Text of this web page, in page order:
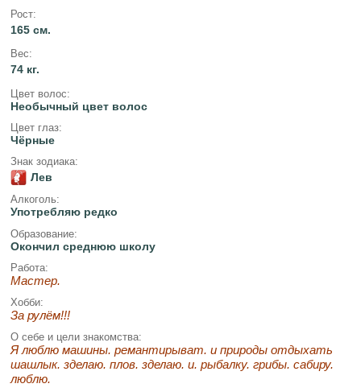
Рост:
165 см.
Вес:
74 кг.
Цвет волос:
Необычный цвет волос
Цвет глаз:
Чёрные
Знак зодиака:
Лев
Алкоголь:
Употребляю редко
Образование:
Окончил среднюю школу
Работа:
Мастер.
Хобби:
За рулём!!!
О себе и цели знакомства:
Я люблю машины. ремантирыват. и природы отдыхать
шашлык. зделаю. плов. зделаю. и. рыбалку. грибы. сабиру.
люблю.